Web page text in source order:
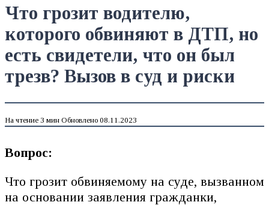
Что грозит водителю,
которого обвиняют в ДТП, но
есть свидетели, что он был
трезв? Вызов в суд и риски
На чтение 3 мин Обновлено 08.11.2023
Вопрос:
Что грозит обвиняемому на суде, вызванном
на основании заявления гражданки,